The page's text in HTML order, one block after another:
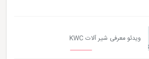
ویدئو معرفی شیر آلات KWC